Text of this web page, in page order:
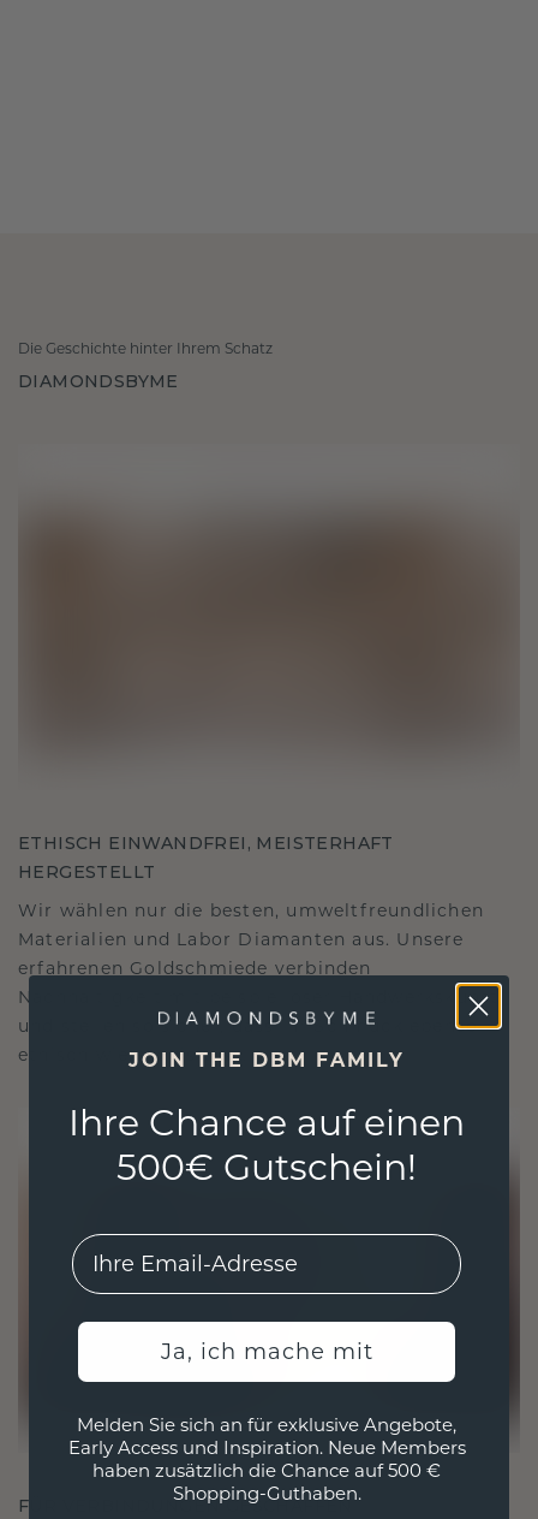
Die Geschichte hinter Ihrem Schatz
DIAMONDSBYME
ETHISCH EINWANDFREI, MEISTERHAFT
HERGESTELLT
Wir wählen nur die besten, umweltfreundlichen
Materialien und Labor Diamanten aus. Unsere
erfahrenen Goldschmiede verbinden
Nachhaltigkeit mit beispielloser Handwerkskunst
und stellen so sicher, dass Ihr Schmuck ebenso
ethisch wie exquisit ist.
FÜR VERBINDUNGEN GESCHAFFEN
JOIN THE DBM FAMILY
Ihre Chance auf einen
500€ Gutschein!
EMail
Ja, ich mache mit
Melden Sie sich an für exklusive Angebote,
Early Access und Inspiration. Neue Members
haben zusätzlich die Chance auf 500 €
Shopping-Guthaben.